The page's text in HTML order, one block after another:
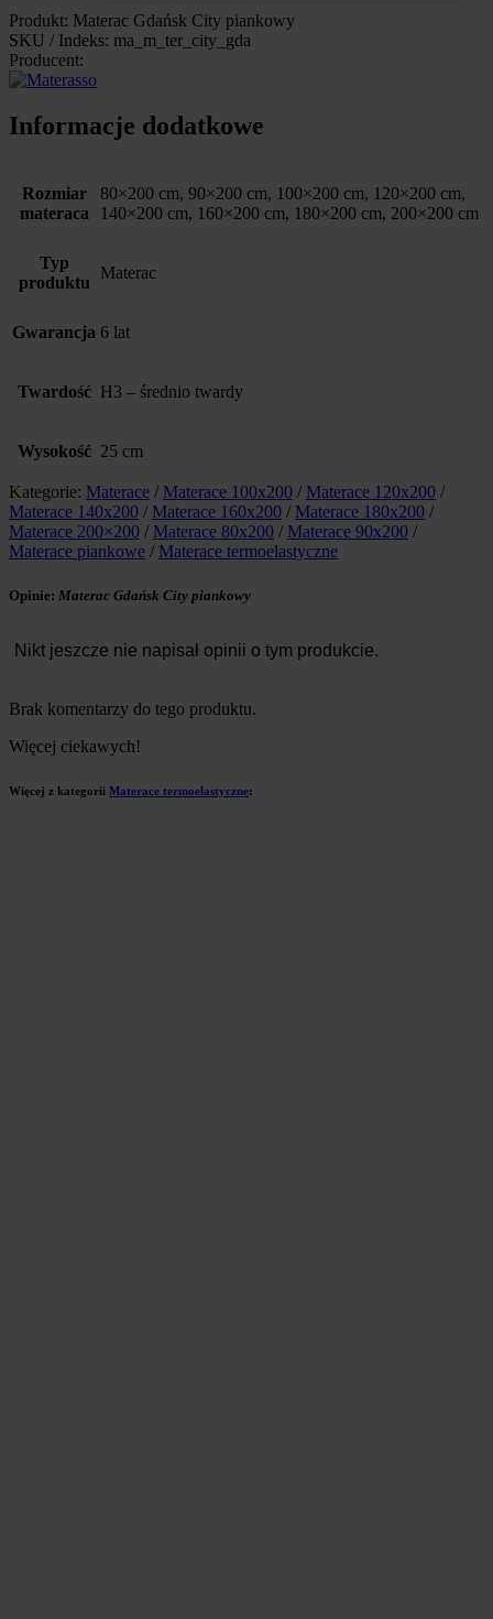
Produkt: Materac Gdańsk City piankowy
SKU / Indeks: ma_m_ter_city_gda
Producent:
Informacje dodatkowe
Rozmiar
materaca
80×200 cm, 90×200 cm, 100×200 cm, 120×200 cm,
140×200 cm, 160×200 cm, 180×200 cm, 200×200 cm
Typ
produktu
Materac
Gwarancja 6 lat
Twardość H3 – średnio twardy
Wysokość 25 cm
Kategorie: Materace / Materace 100x200 / Materace 120x200 /
Materace 140x200 / Materace 160x200 / Materace 180x200 /
Materace 200×200 / Materace 80x200 / Materace 90x200 /
Materace piankowe / Materace termoelastyczne
Opinie: Materac Gdańsk City piankowy
Nikt jeszcze nie napisał opinii o tym produkcie.
Brak komentarzy do tego produktu.
Więcej ciekawych!
Więcej z kategorii Materace termoelastyczne: